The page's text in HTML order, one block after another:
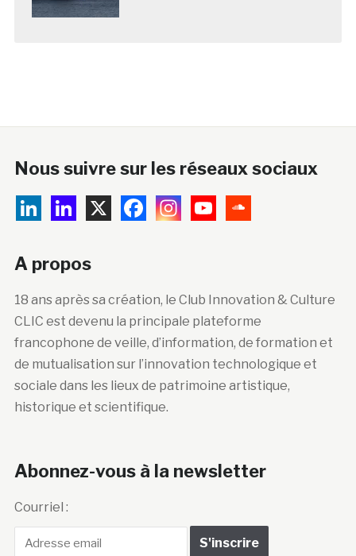
Nous suivre sur les réseaux sociaux
A propos
18 ans après sa création, le Club Innovation & Culture
CLIC est devenu la principale plateforme
francophone de veille, d’information, de formation et
de mutualisation sur l’innovation technologique et
sociale dans les lieux de patrimoine artistique,
historique et scientifique.
Abonnez-vous à la newsletter
Courriel :